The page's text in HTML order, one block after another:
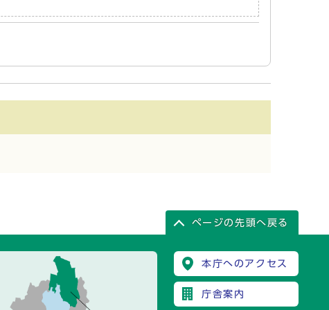
ページの先頭へ戻る
本庁へのアクセス
庁舎案内